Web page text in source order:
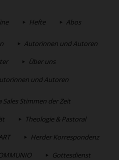
Hefte Abos
Autorinnen und Autoren
Über uns
und Autoren
Sales Stimmen der Zeit
Theologie & Pastoral
Herder Korrespondenz
Gottesdienst